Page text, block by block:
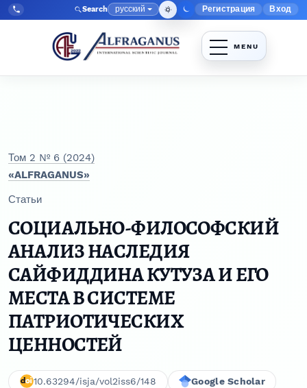
Перейти к главному меню навигации
Перейти к основному контенту
Перейти к нижнему колонтитулу сайта
Tel:
+998903350930 Search Язык
русский Меню
Регистрация Вход
Том 2 № 6 (2024)
«ALFRAGANUS»
Статьи
СОЦИАЛЬНО-ФИЛОСОФСКИЙ
АНАЛИЗ НАСЛЕДИЯ
САЙФИДДИНА КУТУЗА И ЕГО
МЕСТА В СИСТЕМЕ
ПАТРИОТИЧЕСКИХ
ЦЕННОСТЕЙ
10.63294/isja/vol2iss6/148 Google Scholar